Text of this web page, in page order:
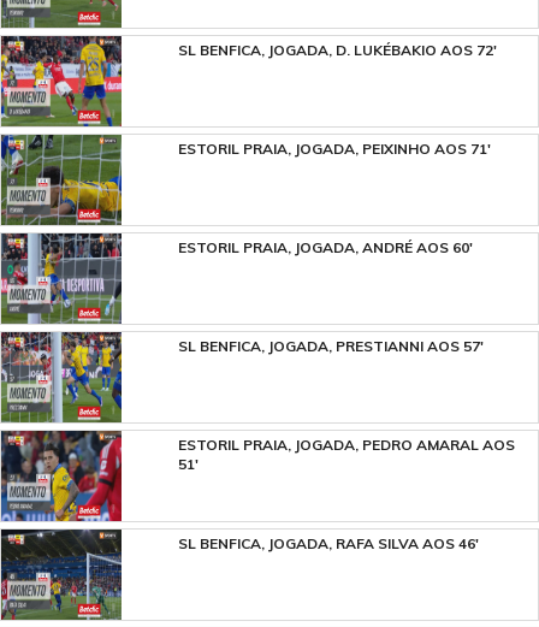
SL BENFICA, JOGADA, D. LUKÉBAKIO AOS 72'
ESTORIL PRAIA, JOGADA, PEIXINHO AOS 71'
ESTORIL PRAIA, JOGADA, ANDRÉ AOS 60'
SL BENFICA, JOGADA, PRESTIANNI AOS 57'
ESTORIL PRAIA, JOGADA, PEDRO AMARAL AOS
51'
SL BENFICA, JOGADA, RAFA SILVA AOS 46'